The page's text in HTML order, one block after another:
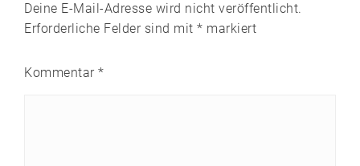
Deine E-Mail-Adresse wird nicht veröffentlicht.
Erforderliche Felder sind mit * markiert
Kommentar *